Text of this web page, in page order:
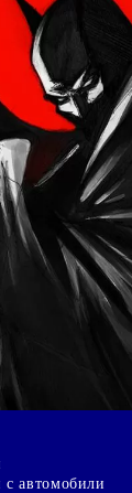
с автомобили